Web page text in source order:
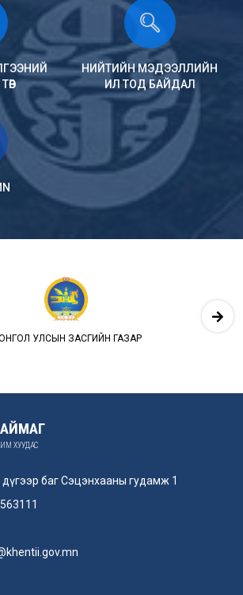
НИЙТИЙН МЭДЭЭЛЛИЙН
ИЛ ТОД БАЙДАЛ
УЛСЫН ЗАСГИЙН ГАЗАР
ХУУДАС
баг Сэцэнхааны гудамж 1